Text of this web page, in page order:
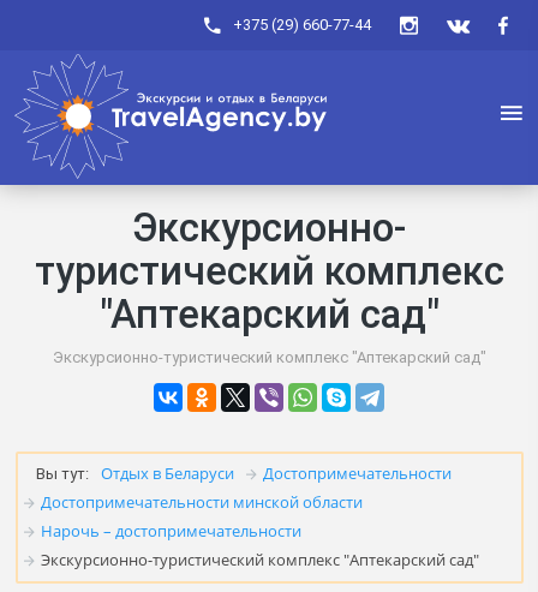
+375 (29) 660-77-44
Экскурсионно-
туристический комплекс
"Аптекарский сад"
Экскурсионно-туристический комплекс "Аптекарский сад"
Вы тут: Отдых в Беларуси
Достопримечательности
Достопримечательности минской области
Нарочь – достопримечательности
Экскурсионно-туристический комплекс "Аптекарский сад"